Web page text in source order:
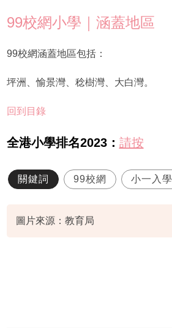
99校網小學｜涵蓋地區
99校網涵蓋地區包括：
坪洲、愉景灣、稔樹灣、大白灣。
回到目錄
全港小學排名2023： 請按
關鍵詞 99校網 小一入學
圖片來源：教育局